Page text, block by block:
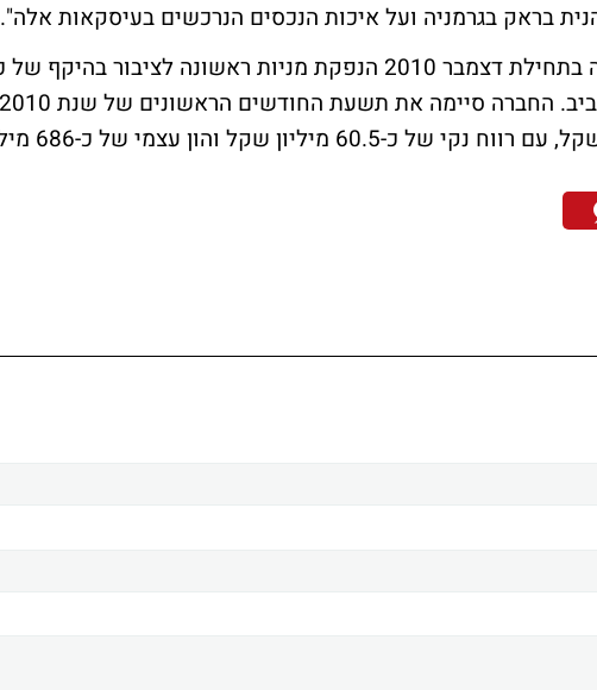
בראק בגרמניה ועל איכות הנכסים הנרכשים בעיסקאות אלה".